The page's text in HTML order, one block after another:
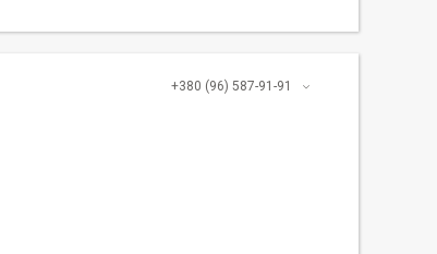
+380 (96) 587-91-91